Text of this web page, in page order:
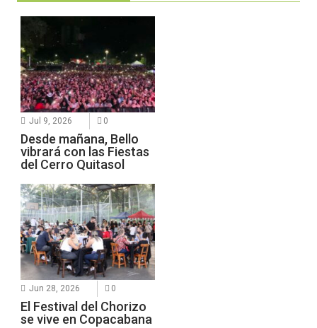
Jul 9, 2026 0
Desde mañana, Bello
vibrará con las Fiestas
del Cerro Quitasol
Jun 28, 2026 0
El Festival del Chorizo
se vive en Copacabana